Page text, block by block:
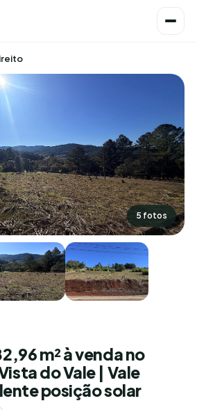
5 fotos
m² à venda no
do Vale | Vale
posição solar